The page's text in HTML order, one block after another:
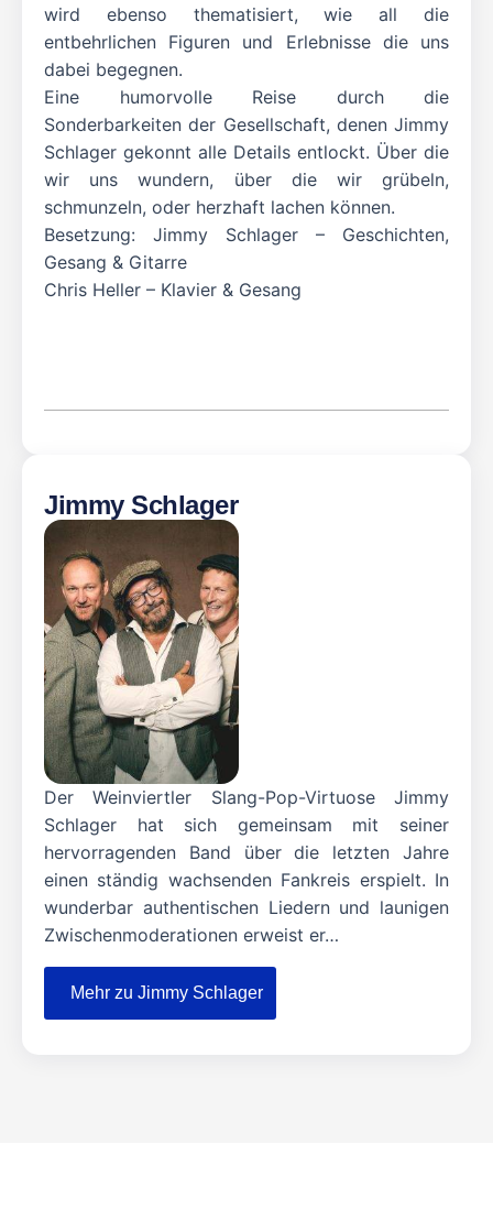
wird ebenso thematisiert, wie all die
entbehrlichen Figuren und Erlebnisse die uns
dabei begegnen.
Eine humorvolle Reise durch die
Sonderbarkeiten der Gesellschaft, denen Jimmy
Schlager gekonnt alle Details entlockt. Über die
wir uns wundern, über die wir grübeln,
schmunzeln, oder herzhaft lachen können.
Besetzung: Jimmy Schlager – Geschichten,
Gesang & Gitarre
Chris Heller – Klavier & Gesang
Jimmy Schlager
Der Weinviertler Slang-Pop-Virtuose Jimmy
Schlager hat sich gemeinsam mit seiner
hervorragenden Band über die letzten Jahre
einen ständig wachsenden Fankreis erspielt. In
wunderbar authentischen Liedern und launigen
Zwischenmoderationen erweist er…
Mehr zu Jimmy Schlager